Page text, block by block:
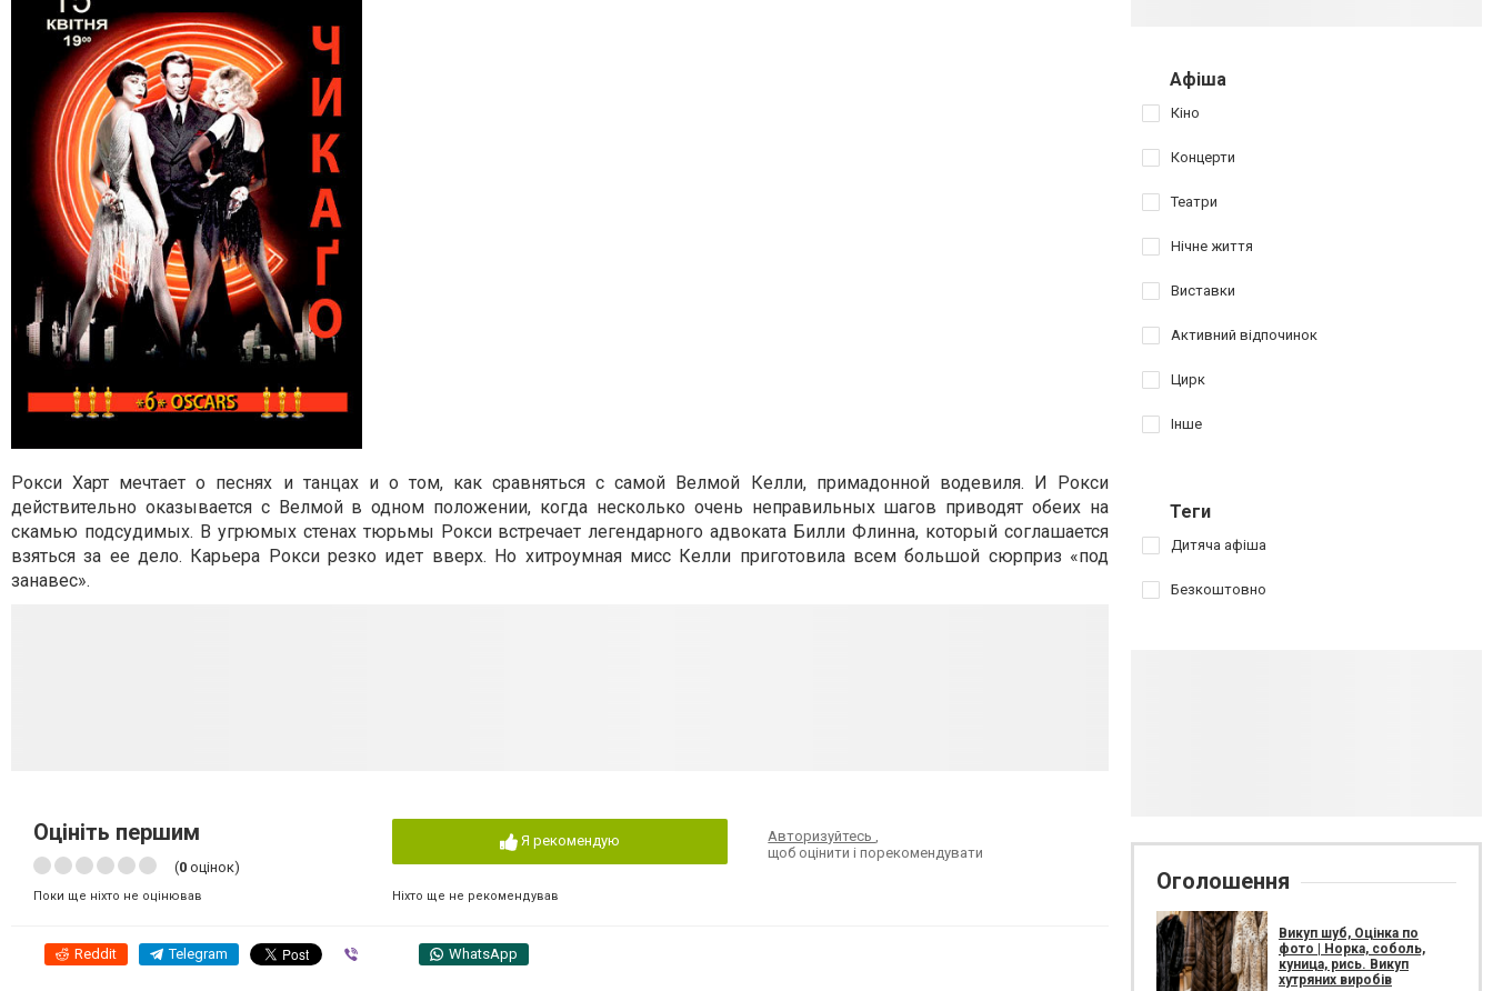
Рокси Харт мечтает о песнях и танцах и о том, как сравняться с самой Велмой Келли, примадонной водевиля. И Рокси
действительно оказывается с Велмой в одном положении, когда несколько очень неправильных шагов приводят обеих на
скамью подсудимых. В угрюмых стенах тюрьмы Рокси встречает легендарного адвоката Билли Флинна, который соглашается
взяться за ее дело. Карьера Рокси резко идет вверх. Но хитроумная мисс Келли приготовила всем большой сюрприз «под
занавес».
Оцініть першим
(0 оцінок)
Поки ще ніхто не оцінював
Я рекомендую
Ніхто ще не рекомендував
Авторизуйтесь
щоб оцінити і порекомендувати
Reddit Telegram WhatsApp
Афіша
Кіно
Концерти
Театри
Нічне життя
Виставки
Активний відпочинок
Цирк
Інше
Теги
Дитяча афіша
Безкоштовно
Оголошення
Викуп шуб, Оцінка по
фото | Норка, соболь,
куница, рись. Викуп
хутряних виробів